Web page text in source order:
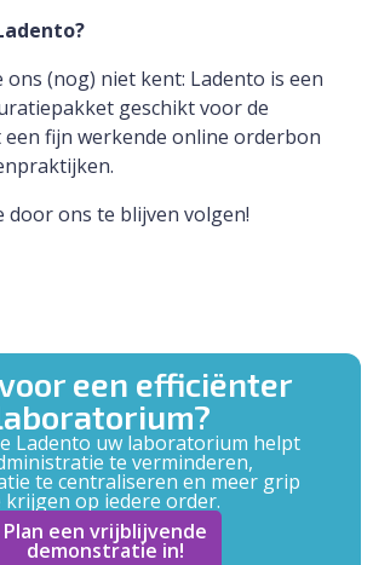
ons (nog) niet kent: Ladento is een
geschikt voor de
fijn werkende online orderbon
door ons te blijven volgen!
een efficiënter
Ladento uw laboratorium helpt
te verminderen,
te centraliseren en meer grip
krijgen op iedere order.
Plan een vrijblijvende
demonstratie in!